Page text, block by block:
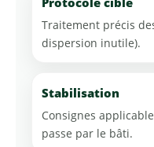
Traitement précis
dispersion inutile).
Stabilisation
Consignes
passe par le bâti.